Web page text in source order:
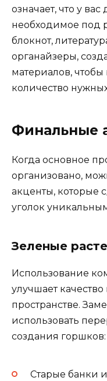
означает, что у
необходимое под
блокнот,
органайзеры,
материалов,
количество
Финальные
Когда основное
организовано,
акценты, которые
уголок
Зеленые
Использование
улучшает качество
пространстве.
использовать
создания горшков:
Старые банки